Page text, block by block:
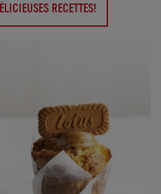
RECETTES!